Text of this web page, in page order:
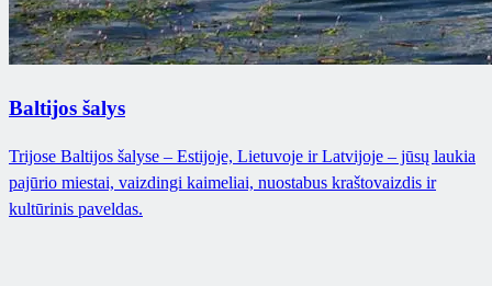
Baltijos šalys
Trijose Baltijos šalyse – Estijoje, Lietuvoje ir Latvijoje – jūsų laukia
pajūrio miestai, vaizdingi kaimeliai, nuostabus kraštovaizdis ir
kultūrinis paveldas.